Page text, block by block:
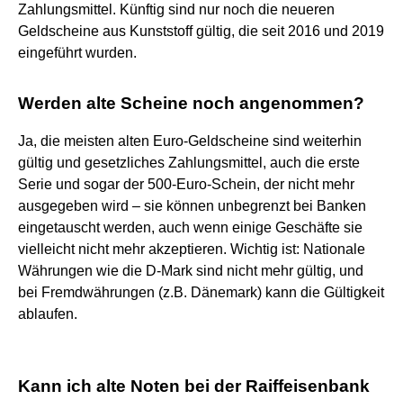
Zahlungsmittel. Künftig sind nur noch die neueren
Geldscheine aus Kunststoff gültig, die seit 2016 und 2019
eingeführt wurden.
Werden alte Scheine noch angenommen?
Ja, die meisten alten Euro-Geldscheine sind weiterhin
gültig und gesetzliches Zahlungsmittel, auch die erste
Serie und sogar der 500-Euro-Schein, der nicht mehr
ausgegeben wird – sie können unbegrenzt bei Banken
eingetauscht werden, auch wenn einige Geschäfte sie
vielleicht nicht mehr akzeptieren. Wichtig ist: Nationale
Währungen wie die D-Mark sind nicht mehr gültig, und
bei Fremdwährungen (z.B. Dänemark) kann die Gültigkeit
ablaufen.
Kann ich alte Noten bei der Raiffeisenbank